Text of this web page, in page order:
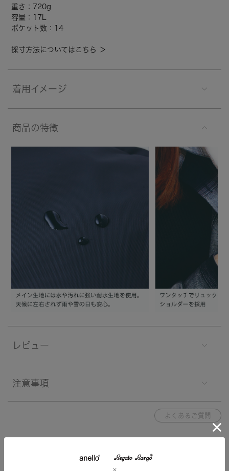
重さ：720g
容量：17L
ポケット数：14
採寸方法についてはこちら ＞
着用イメージ
商品の特徴
レビュー
注意事項
よくあるご質問